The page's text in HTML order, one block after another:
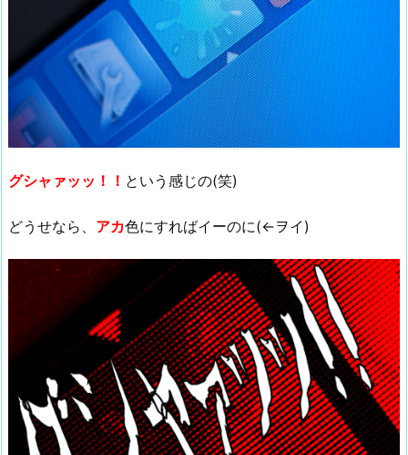
グシャァッッ！！ という感じの(笑)
どうせなら、 アカ色にすればイーのに(←ヲイ)